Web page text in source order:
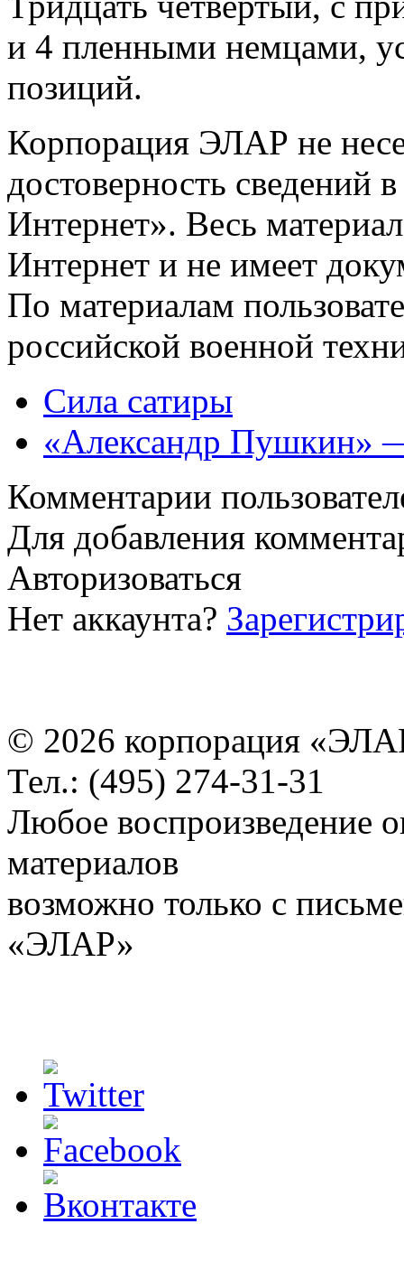
и 4 пленными немцами,
позиций.
Корпорация ЭЛАР не
достоверность сведений
Интернет». Весь
Интернет и не имеет
По материалам
российской военной
Сила сатиры
«Александр Пушкин»
Комментарии
Для добавления
Авторизоваться
Нет аккаунта?
© 2026 корпорация
Тел.: (495) 274-31-31
Любое воспроизведение
материалов
возможно только с
«ЭЛАР»